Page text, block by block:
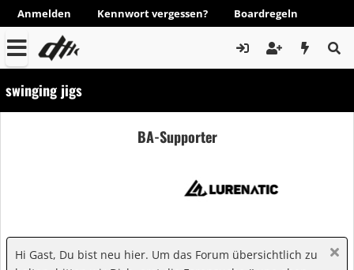
Anmelden Kennwort vergessen? Boardregeln
swinging jigs
BA-Supporter
Hi Gast, Du bist neu hier. Um das Forum übersichtlich zu